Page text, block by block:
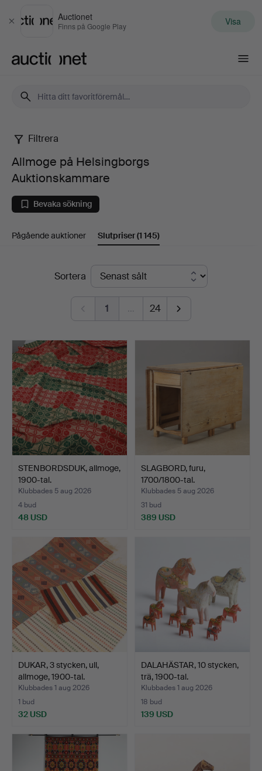
Stäng
Auctionet
Finns på Google Play Visa
Allmoge
på
Helsingborgs
Auktionskammare
Filtrera
Allmoge på Helsingborgs
Auktionskammare
Bevaka sökning
Pågående auktioner Slutpriser(1 145)
SlutpriserSortera
1 … 24
STENBORDSDUK, allmoge,
1900-tal.
Klubbades 5 aug 2026
4 bud
48 USD
SLAGBORD, furu,
1700/1800-tal.
Klubbades 5 aug 2026
31 bud
389 USD
DUKAR, 3 stycken, ull,
allmoge, 1900-tal.
Klubbades 1 aug 2026
1 bud
32 USD
DALAHÄSTAR, 10 stycken,
trä, 1900-tal.
Klubbades 1 aug 2026
18 bud
139 USD